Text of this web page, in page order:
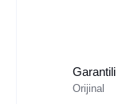
Garantili
Orijinal